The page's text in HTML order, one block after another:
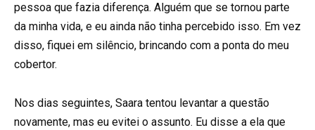
pessoa que fazia diferença. Alguém que se tornou parte
da minha vida, e eu ainda não tinha percebido isso. Em vez
disso, fiquei em silêncio, brincando com a ponta do meu
cobertor.
Nos dias seguintes, Saara tentou levantar a questão
novamente, mas eu evitei o assunto. Eu disse a ela que